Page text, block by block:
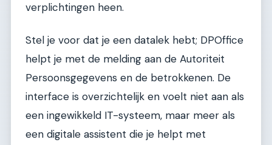
verplichtingen heen.
Stel je voor dat je een datalek hebt; DPOffice
helpt je met de melding aan de Autoriteit
Persoonsgegevens en de betrokkenen. De
interface is overzichtelijk en voelt niet aan als
een ingewikkeld IT-systeem, maar meer als
een digitale assistent die je helpt met